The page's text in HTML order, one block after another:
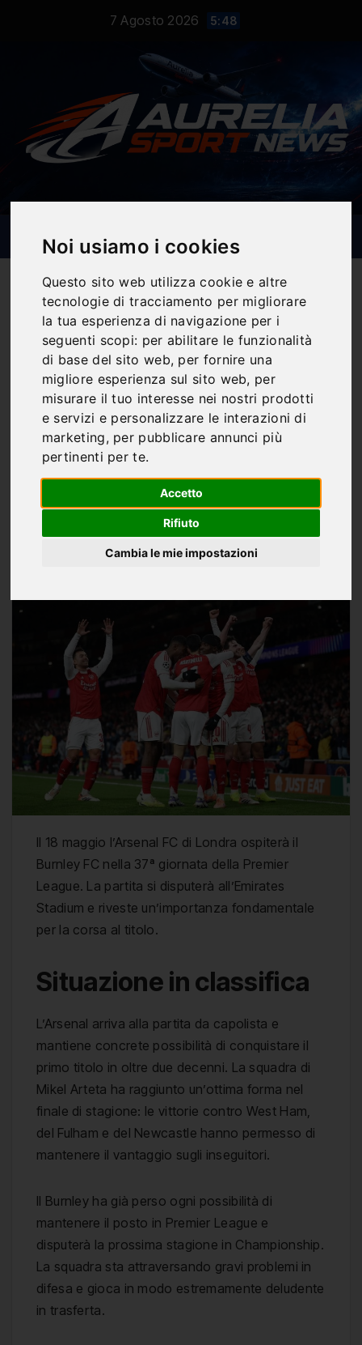
Noi usiamo i cookies
Questo sito web utilizza cookie e altre
tecnologie di tracciamento per migliorare
la tua esperienza di navigazione per i
seguenti scopi: per abilitare le funzionalità
di base del sito web, per fornire una
migliore esperienza sul sito web, per
misurare il tuo interesse nei nostri prodotti
e servizi e personalizzare le interazioni di
marketing, per pubblicare annunci più
pertinenti per te.
Accetto
Rifiuto
Cambia le mie impostazioni
7 Agosto 2026 5:48
Notizie Sportive
Pronostico della partita
Arsenal – Burnley del 18
maggio 2026
Marco Franco
MAG 18, 2026
Il 18 maggio l’Arsenal FC di Londra ospiterà il
Burnley FC nella 37ª giornata della Premier
League. La partita si disputerà all’Emirates
Stadium e riveste un’importanza fondamentale
per la corsa al titolo.
Situazione in classifica
L’Arsenal arriva alla partita da capolista e
mantiene concrete possibilità di conquistare il
primo titolo in oltre due decenni. La squadra di
Mikel Arteta ha raggiunto un’ottima forma nel
finale di stagione: le vittorie contro West Ham,
del Fulham e del Newcastle hanno permesso di
mantenere il vantaggio sugli inseguitori.
Il Burnley ha già perso ogni possibilità di
mantenere il posto in Premier League e
disputerà la prossima stagione in Championship.
La squadra sta attraversando gravi problemi in
difesa e gioca in modo estremamente deludente
in trasferta.